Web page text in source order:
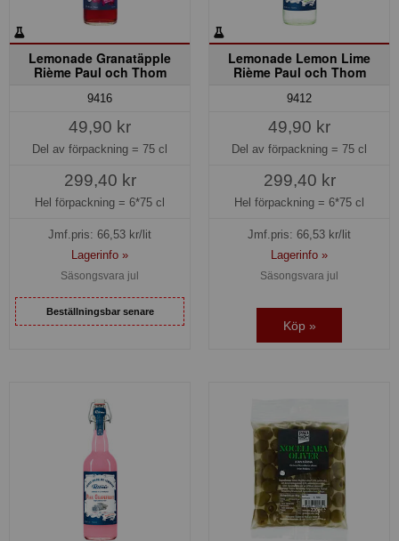
Lemonade Granatäpple
Rième Paul och Thom
9416
49,90 kr
Del av förpackning = 75 cl
299,40 kr
Hel förpackning = 6*75 cl
Jmf.pris: 66,53 kr/lit
Lagerinfo »
Säsongsvara jul
Beställningsbar senare
Lemonade Lemon Lime
Rième Paul och Thom
9412
49,90 kr
Del av förpackning = 75 cl
299,40 kr
Hel förpackning = 6*75 cl
Jmf.pris: 66,53 kr/lit
Lagerinfo »
Säsongsvara jul
Köp »